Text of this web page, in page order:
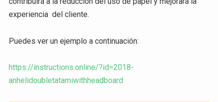
experiencia del cliente.
Puedes ver un ejemplo a continuación:
https://instructions.online/?id=2018-
anhelidoubletatamiwithheadboard